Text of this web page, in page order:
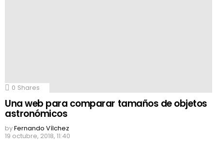
0 Shares
Una web para comparar tamaños de objetos
astronómicos
byFernando Vílchez
19 octubre, 2018, 11:40